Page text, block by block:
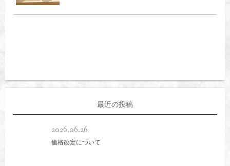
最近の投稿
2026.06.26
価格改定について